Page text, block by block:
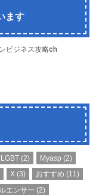
ます
LGBT (2) Myasp (2)
X (3) おすすめ (11)
エンサー (2)